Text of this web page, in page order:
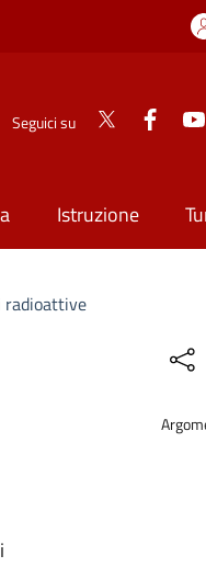
Seguici su
Istruzione
radioattive